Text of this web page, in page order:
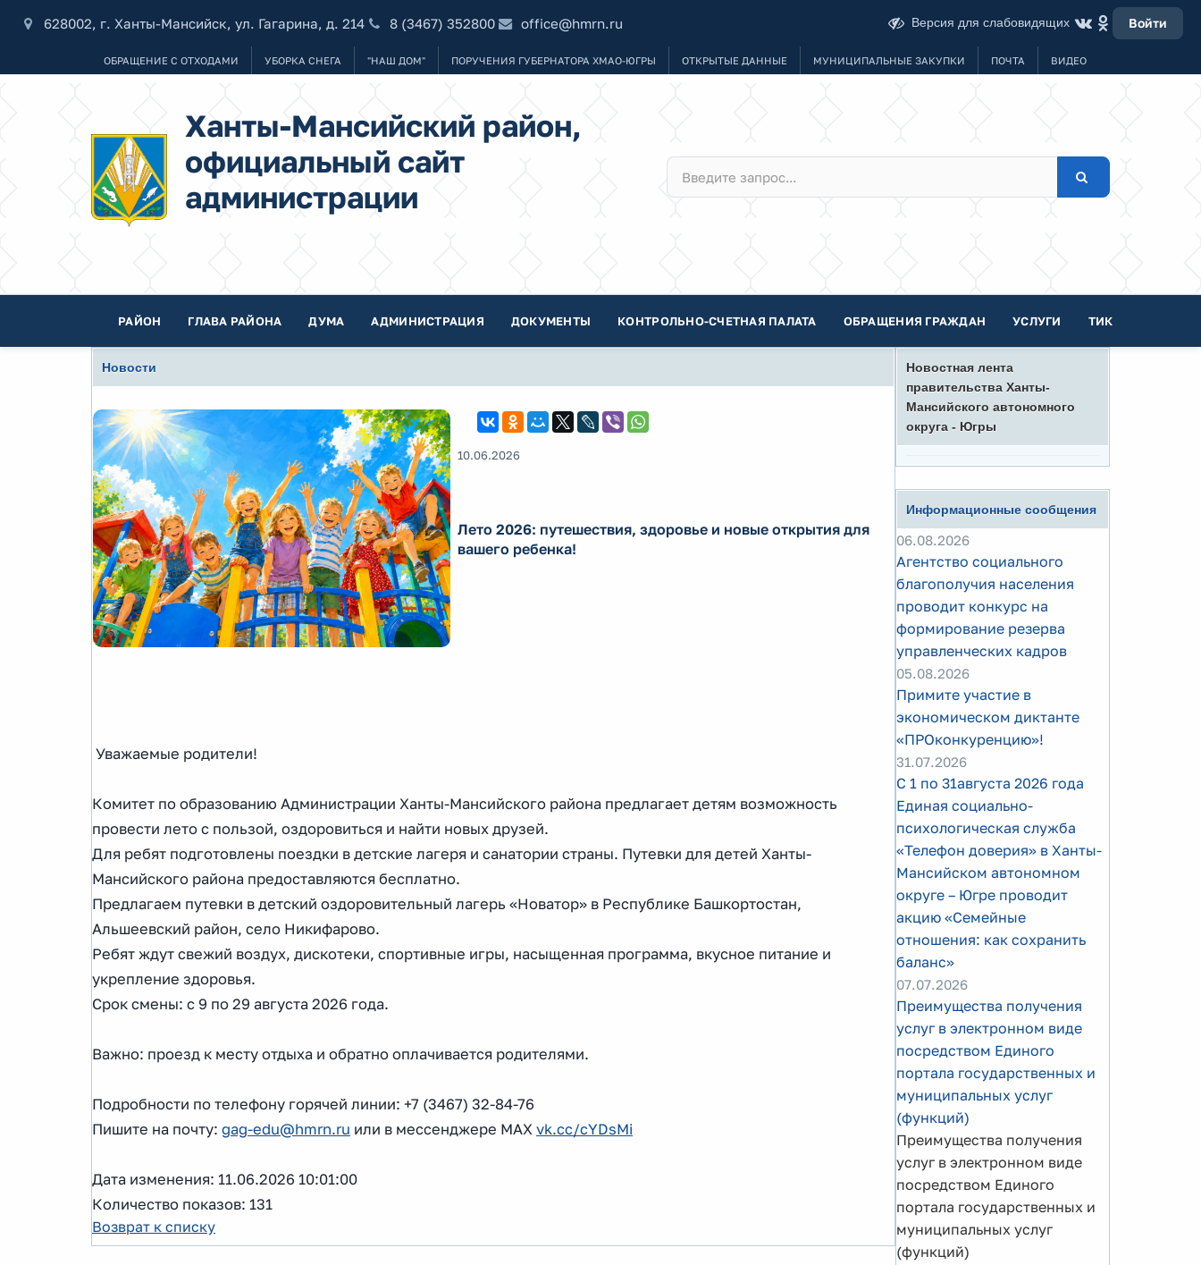
628002, г. Ханты-Мансийск, ул. Гагарина, д. 214 8 (3467) 352800 office@hmrn.ru Версия для слабовидящих Войти
ОБРАЩЕНИЕ С ОТХОДАМИ УБОРКА СНЕГА "НАШ ДОМ" ПОРУЧЕНИЯ ГУБЕРНАТОРА ХМАО-ЮГРЫ ОТКРЫТЫЕ ДАННЫЕ МУНИЦИПАЛЬНЫЕ ЗАКУПКИ ПОЧТА ВИДЕО
Ханты-Мансийский район,
официальный сайт
администрации
РАЙОН ГЛАВА РАЙОНА ДУМА АДМИНИСТРАЦИЯ ДОКУМЕНТЫ КОНТРОЛЬНО-СЧЕТНАЯ ПАЛАТА ОБРАЩЕНИЯ ГРАЖДАН УСЛУГИ ТИК
Новости
10.06.2026
Лето 2026: путешествия, здоровье и новые открытия для
вашего ребенка!
Уважаемые родители!
Комитет по образованию Администрации Ханты-Мансийского района предлагает детям возможность
провести лето с пользой, оздоровиться и найти новых друзей.
Для ребят подготовлены поездки в детские лагеря и санатории страны. Путевки для детей Ханты-
Мансийского района предоставляются бесплатно.
Предлагаем путевки в детский оздоровительный лагерь «Новатор» в Республике Башкортостан,
Альшеевский район, село Никифарово.
Ребят ждут свежий воздух, дискотеки, спортивные игры, насыщенная программа, вкусное питание и
укрепление здоровья.
Срок смены: с 9 по 29 августа 2026 года.
Важно: проезд к месту отдыха и обратно оплачивается родителями.
Подробности по телефону горячей линии: +7 (3467) 32-84-76
Пишите на почту: gag-edu@hmrn.ru или в мессенджере MAX vk.cc/cYDsMi
Дата изменения: 11.06.2026 10:01:00
Количество показов: 131
Возврат к списку
Новостная лента
правительства Ханты-
Мансийского автономного
округа - Югры
Информационные сообщения
06.08.2026
Агентство социального
благополучия населения
проводит конкурс на
формирование резерва
управленческих кадров
05.08.2026
Примите участие в
экономическом диктанте
«ПРОконкуренцию»!
31.07.2026
С 1 по 31августа 2026 года
Единая социально-
психологическая служба
«Телефон доверия» в Ханты-
Мансийском автономном
округе – Югре проводит
акцию «Семейные
отношения: как сохранить
баланс»
07.07.2026
Преимущества получения
услуг в электронном виде
посредством Единого
портала государственных и
муниципальных услуг
(функций)
Преимущества получения
услуг в электронном виде
посредством Единого
портала государственных и
муниципальных услуг
(функций)